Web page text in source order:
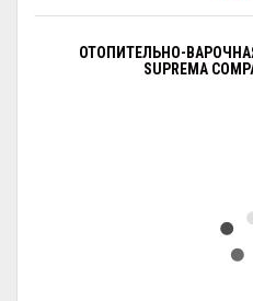
ОТОПИТЕЛЬНО-ВАРОЧНАЯ
SUPREMA